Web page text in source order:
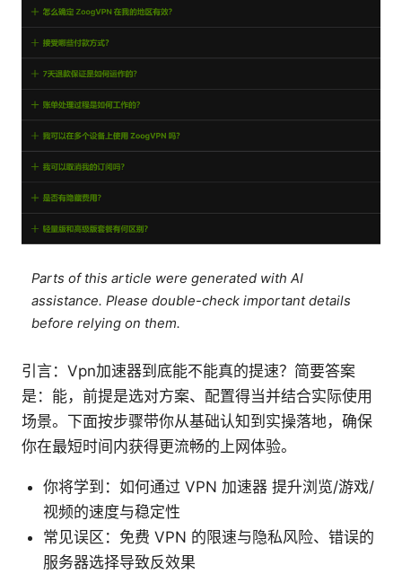
Parts of this article were generated with AI
assistance. Please double-check important details
before relying on them.
引言：Vpn加速器到底能不能真的提速？简要答案
是：能，前提是选对方案、配置得当并结合实际使用
场景。下面按步骤带你从基础认知到实操落地，确保
你在最短时间内获得更流畅的上网体验。
你将学到：如何通过 VPN 加速器 提升浏览/游戏/
视频的速度与稳定性
常见误区：免费 VPN 的限速与隐私风险、错误的
服务器选择导致反效果